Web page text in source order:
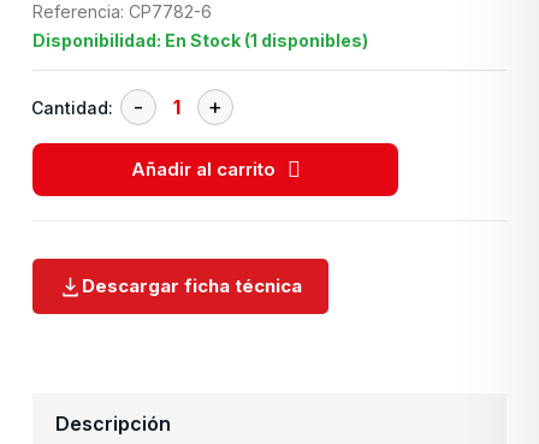
Referencia: CP7782-6
Disponibilidad: En Stock (1 disponibles)
Cantidad:
Añadir al carrito
Descargar ficha técnica
Descripción